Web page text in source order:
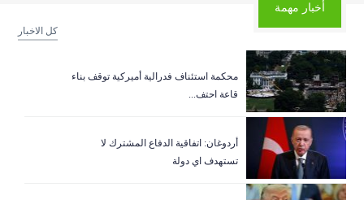
أخبار مهمة
كل الاخبار
‏محكمة استئناف فدرالية أميركية توقف بناء
قاعة احتف...
أردوغان: اتفاقية الدفاع المشترك لا
تستهدف اي دولة